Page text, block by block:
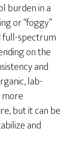
burden in a
or “foggy”
full-spectrum
on the
and
lab-
but it can be
and